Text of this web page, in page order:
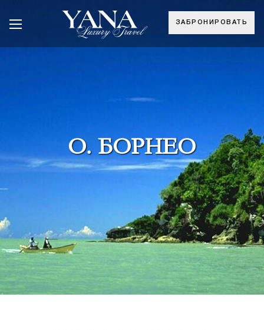
ЗАБРОНИРОВАТЬ
О. БОРНЕО